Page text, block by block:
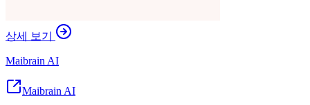
상세 보기
Maibrain AI
Maibrain AI